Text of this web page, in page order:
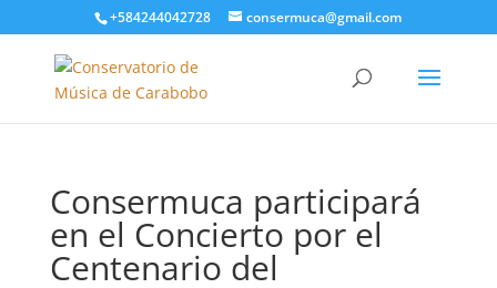
+584244042728 consermuca@gmail.com
Consermuca participará
en el Concierto por el
Centenario del